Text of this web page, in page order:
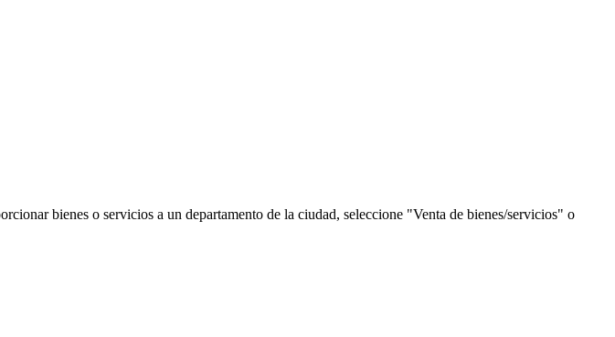
bienes o servicios a un departamento de la ciudad, seleccione "Venta de bienes/servicios" o